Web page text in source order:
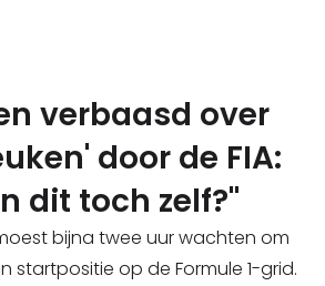
verbaasd over
door de FIA:
dit toch zelf?"
bijna twee uur wachten om
startpositie op de Formule 1-grid.